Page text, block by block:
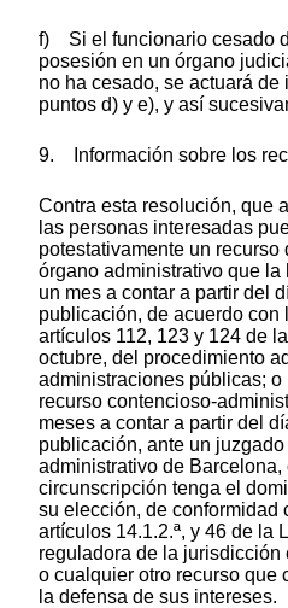
f) Si el funcionario cesado
posesión en un órgano
no ha cesado, se actuará
puntos d) y e), y así
9. Información sobre los
Contra esta resolución, que
las personas interesadas
potestativamente un
órgano administrativo que
un mes a contar a partir del
publicación, de acuerdo con
artículos 112, 123 y 124 de
octubre, del procedimiento
administraciones públicas;
recurso contencioso-
meses a contar a partir del
publicación, ante un
administrativo de
circunscripción tenga el
su elección, de conformidad
artículos 14.1.2.ª, y 46 de la
reguladora de la
o cualquier otro recurso que
la defensa de sus intereses.